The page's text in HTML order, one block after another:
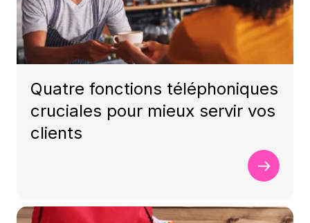
Quatre fonctions téléphoniques
cruciales pour mieux servir vos
clients